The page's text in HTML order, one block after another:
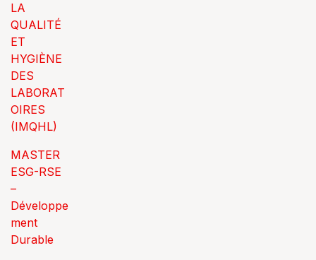
LA
QUALITÉ
ET
HYGIÈNE
DES
LABORAT
OIRES
(IMQHL)
MASTER
ESG-RSE
–
Développe
ment
Durable